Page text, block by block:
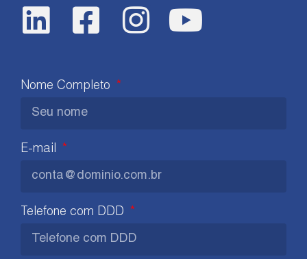
Nome Completo
E-mail
Telefone com DDD